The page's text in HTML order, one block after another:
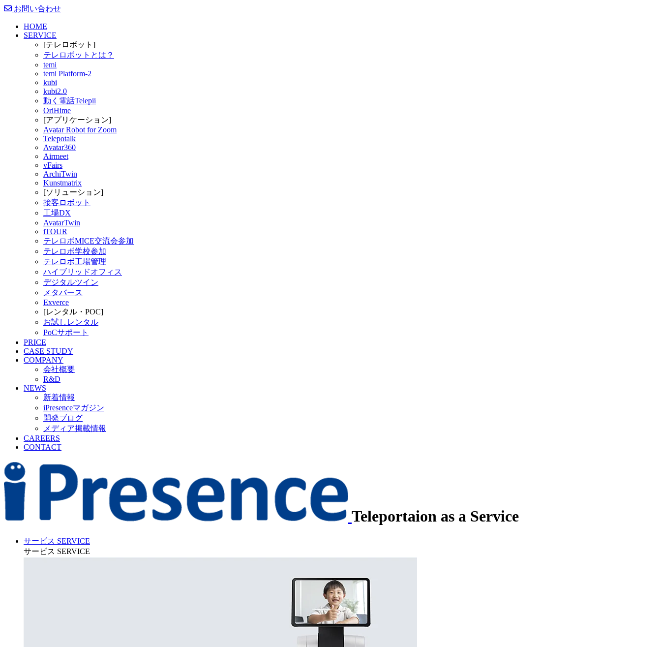
お問い合わせ
HOME
SERVICE
[テレロボット]
テレロボットとは？
temi
temi Platform-2
kubi
kubi2.0
動く電話Telepii
OriHime
[アプリケーション]
Avatar Robot for Zoom
Telepotalk
Avatar360
Airmeet
vFairs
ArchiTwin
Kunstmatrix
[ソリューション]
接客ロボット
工場DX
AvatarTwin
iTOUR
テレロボMICE交流会参加
テレロボ学校参加
テレロボ工場管理
ハイブリッドオフィス
デジタルツイン
メタバース
Exverce
[レンタル・POC]
お試しレンタル
PoCサポート
PRICE
CASE STUDY
COMPANY
会社概要
R&D
NEWS
新着情報
iPresenceマガジン
開発ブログ
メディア掲載情報
CAREERS
CONTACT
Teleportaion as a Service
サービス SERVICE
サービス SERVICE